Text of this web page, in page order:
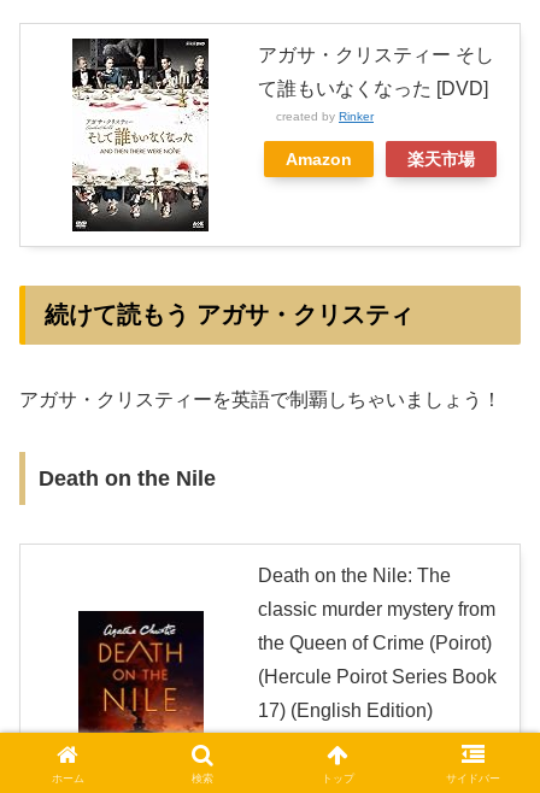
アガサ・クリスティー そし
て誰もいなくなった [DVD]
created by Rinker
Amazon 楽天市場
続けて読もう アガサ・クリスティ
アガサ・クリスティーを英語で制覇しちゃいましょう！
Death on the Nile
Death on the Nile: The
classic murder mystery from
the Queen of Crime (Poirot)
(Hercule Poirot Series Book
17) (English Edition)
Kindle Amazon
ホーム 検索 トップ サイドバー